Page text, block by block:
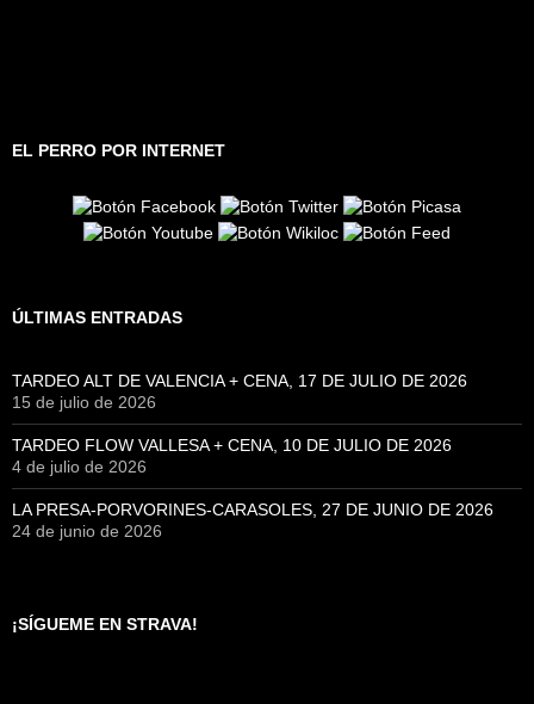
EL PERRO POR INTERNET
ÚLTIMAS ENTRADAS
TARDEO ALT DE VALENCIA + CENA, 17 DE JULIO DE 2026
15 de julio de 2026
TARDEO FLOW VALLESA + CENA, 10 DE JULIO DE 2026
4 de julio de 2026
LA PRESA-PORVORINES-CARASOLES, 27 DE JUNIO DE 2026
24 de junio de 2026
¡SÍGUEME EN STRAVA!